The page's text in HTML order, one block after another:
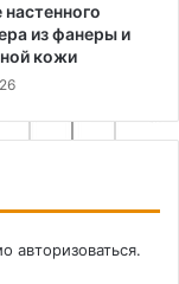
из фанеры и
кожи
авторизоваться.